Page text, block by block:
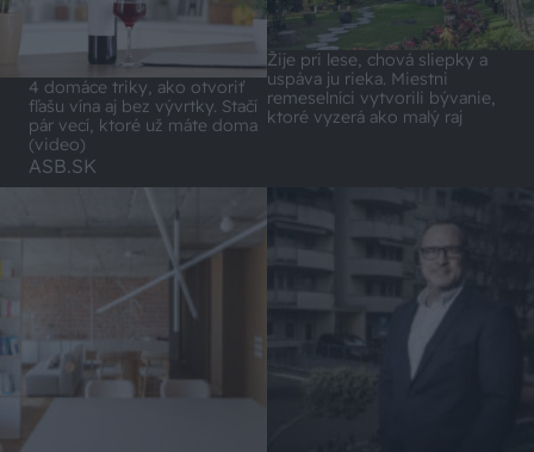
4 domáce triky, ako otvoriť
fľašu vína aj bez vývrtky. Stačí
pár vecí, ktoré už máte doma
(video)
Žije pri lese, chová sliepky a
uspáva ju rieka. Miestni
remeselníci vytvorili bývanie,
ktoré vyzerá ako malý raj
ASB.SK